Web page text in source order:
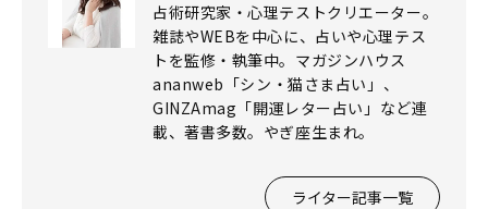
占術研究家・心理テストクリエーター。
雑誌やWEBを中心に、占いや心理テス
トを監修・執筆中。マガジンハウス
ananweb「シン・猫さま占い」、
GINZAmag「開運レター占い」など連
載、著書多数。やぎ座生まれ。
ライター記事一覧